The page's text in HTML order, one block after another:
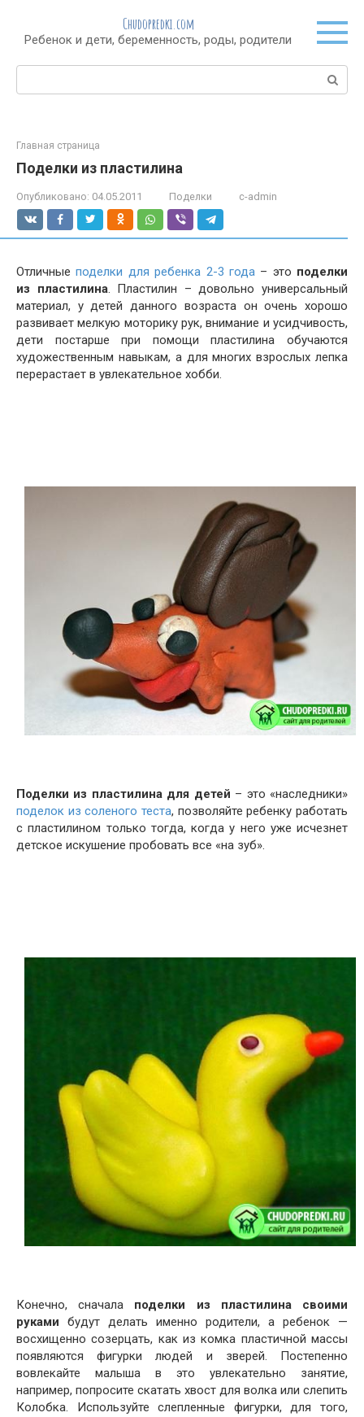
контенту
Chudopredki.com
Ребенок и дети, беременность, роды, родители
Поиск:
Главная страница
Поделки из пластилина
Опубликовано: 04.05.2011 Поделки c-admin
Отличныеподелки для ребенка 2-3 года– это поделки
из пластилина. Пластилин – довольно универсальный
материал, у детей данного возраста он очень хорошо
развивает мелкую моторику рук, внимание и усидчивость,
дети постарше при помощи пластилина обучаются
художественным навыкам, а для многих взрослых лепка
перерастает в увлекательное хобби.
Поделки из пластилина для детей – это «наследники»
поделок из соленого теста, позволяйте ребенку работать
с пластилином только тогда, когда у него уже исчезнет
детское искушение пробовать все «на зуб».
Конечно, сначала поделки из пластилина своими
руками будут делать именно родители, а ребенок —
восхищенно созерцать, как из комка пластичной массы
появляются фигурки людей и зверей. Постепенно
вовлекайте малыша в это увлекательно занятие,
например, попросите скатать хвост для волка или слепить
Колобка. Используйте слепленные фигурки, для того,